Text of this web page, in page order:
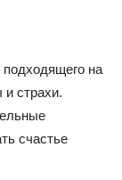
подходящего на
страхи.
счастье